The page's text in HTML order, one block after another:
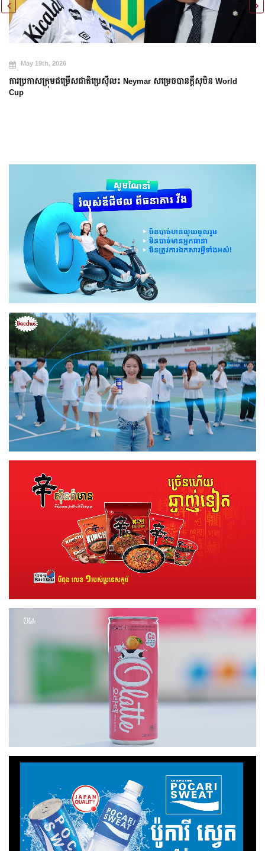
May 18th, 2026
Robert Lewandowski និយាយលាអ្នកគាំទ្រ Barcelona ក្នុង “ថ្ងៃដ៏រំជើបរំ